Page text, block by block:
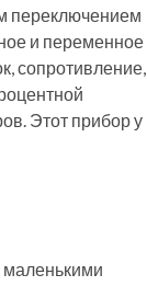
переключением
и переменное
сопротивление,
Этот прибор у
маленькими